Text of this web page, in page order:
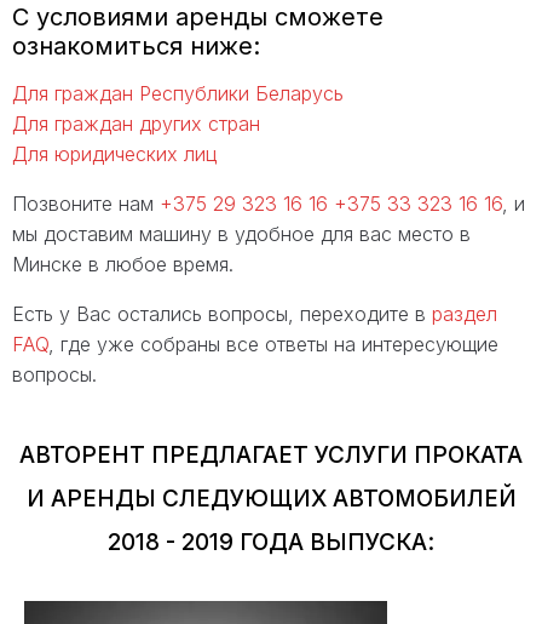
С условиями аренды сможете
ознакомиться ниже:
Для граждан Республики Беларусь
Для граждан других стран
Для юридических лиц
Позвоните нам +375 29 323 16 16 +375 33 323 16 16 , и
мы доставим машину в удобное для вас место в
Минске в любое время.
Есть у Вас остались вопросы, переходите в раздел
FAQ , где уже собраны все ответы на интересующие
вопросы.
АВТОРЕНТ ПРЕДЛАГАЕТ УСЛУГИ ПРОКАТА
И АРЕНДЫ СЛЕДУЮЩИХ АВТОМОБИЛЕЙ
2018 - 2019 ГОДА ВЫПУСКА: